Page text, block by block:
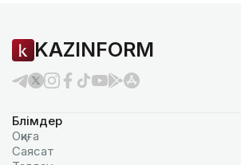
KAZINFORM
Бөлімдер
Оқиға
Саясат